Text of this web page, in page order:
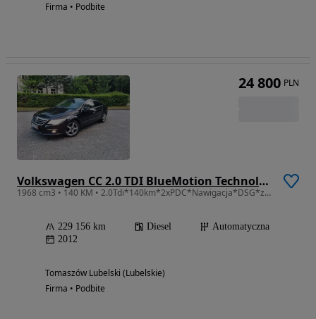
Firma • Podbite
Volkswagen CC 2.0 TDI BlueMotion Technology DSG
1968 cm3 • 140 KM • 2.0Tdi*140km*2xPDC*Nawigacja*DSG*z Niemiec*Opłacony*Polecam**
229 156 km Diesel
Automatyczna
2012
Tomaszów Lubelski (Lubelskie)
Firma • Podbite
24 800 PLN